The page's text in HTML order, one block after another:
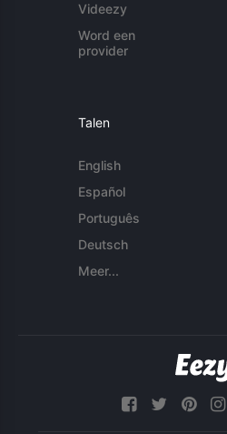
Videezy
Word een
provider
Talen
English
Español
Português
Deutsch
Meer...